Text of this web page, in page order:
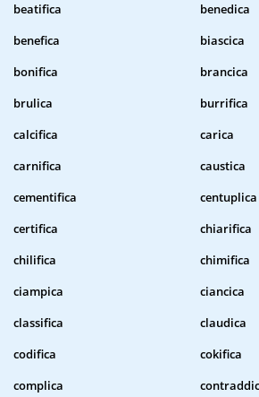
beatifica
benedica
benefica
biascica
bonifica
brancica
brulica
burrifica
calcifica
carica
carnifica
caustica
cementifica
centuplica
certifica
chiarifica
chilifica
chimifica
ciampica
ciancica
classifica
claudica
codifica
cokifica
complica